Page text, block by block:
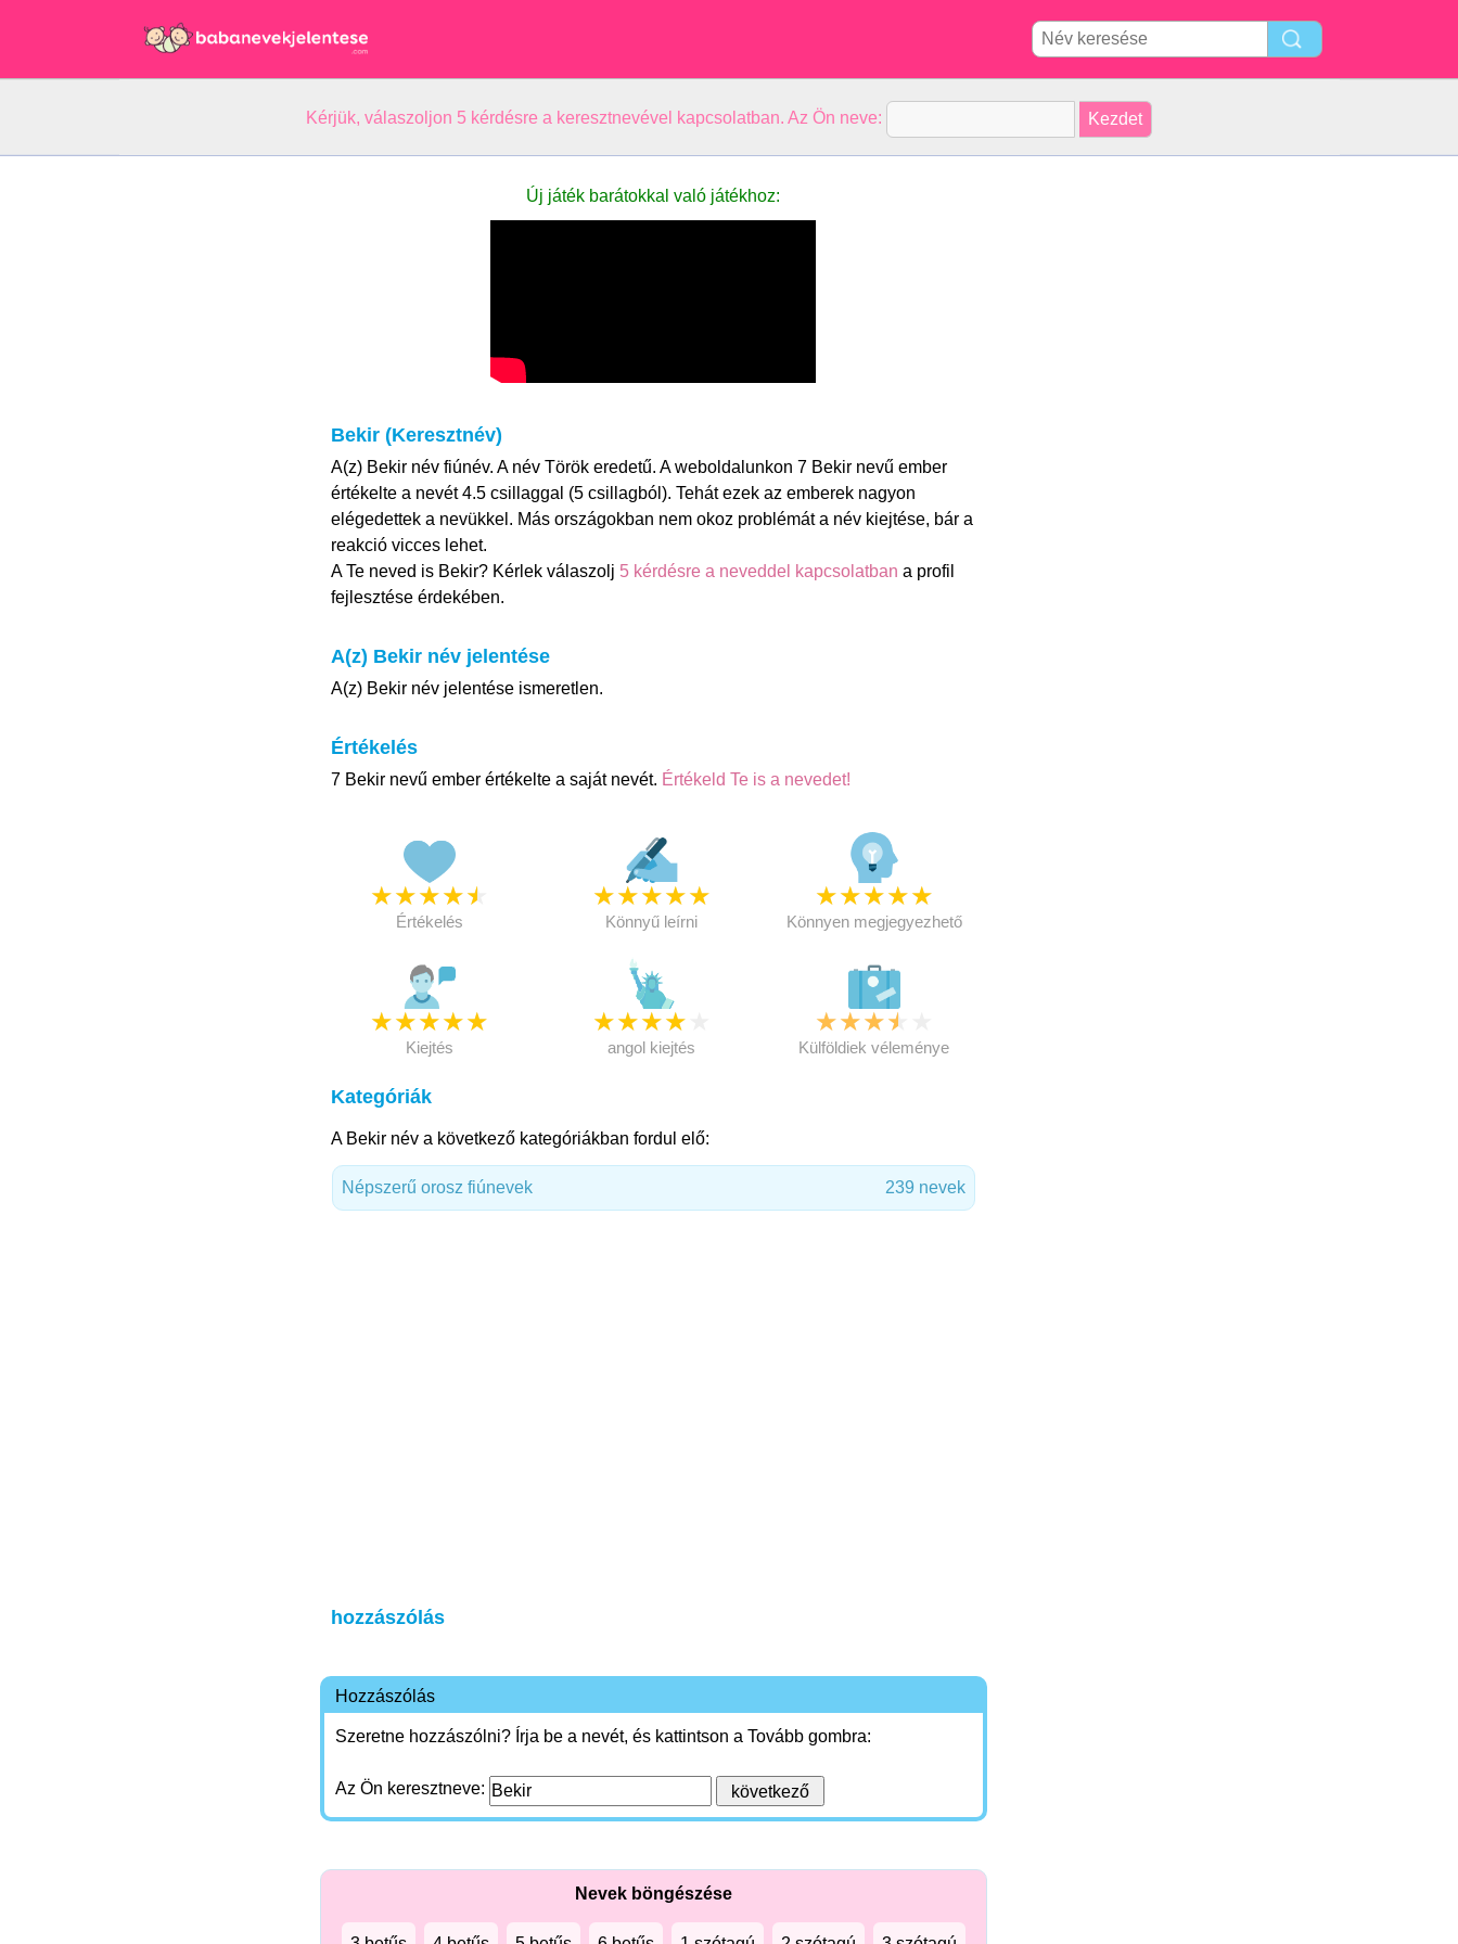
Kérjük, válaszoljon 5 kérdésre a keresztnevével kapcsolatban. Az Ön neve:
Új játék barátokkal való játékhoz:
Bekir (Keresztnév)
A(z) Bekir név fiúnév. A név Török eredetű. A weboldalunkon 7 Bekir nevű ember
értékelte a nevét 4.5 csillaggal (5 csillagból). Tehát ezek az emberek nagyon
elégedettek a nevükkel. Más országokban nem okoz problémát a név kiejtése, bár a
reakció vicces lehet.
A Te neved is Bekir? Kérlek válaszolj 5 kérdésre a neveddel kapcsolatban a profil
fejlesztése érdekében.
A(z) Bekir név jelentése
A(z) Bekir név jelentése ismeretlen.
Értékelés
7 Bekir nevű ember értékelte a saját nevét. Értékeld Te is a nevedet!
★★★★★
Értékelés
★★★★★
Könnyű leírni
★★★★★
Könnyen megjegyezhető
★★★★★
Kiejtés
★★★★
angol kiejtés
★★★★
Külföldiek véleménye
Kategóriák
A Bekir név a következő kategóriákban fordul elő:
Népszerű orosz fiúnevek 239 nevek
hozzászólás
Hozzászólás
Szeretne hozzászólni? Írja be a nevét, és kattintson a Tovább gombra:
Az Ön keresztneve:
Nevek böngészése